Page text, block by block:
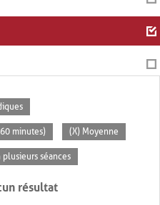
minutes) (X) Moyenne
plusieurs séances
résultat